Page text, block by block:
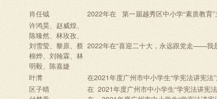
肖任钺
2022年在 第一届越秀区中小学“素质教育
许鸿昊、赵威煌、
陈臻然、林玫孜、
刘雪莹、黎原、蔡
棉烨、刘翰霖、林
明毅、陈嘉婕
2022年在“喜迎二十大，永远跟党走——我
叶潸
在2021年度广州市中小学生“学宪法讲宪
区子晴
在 2021年度广州市中小学生“学宪法讲